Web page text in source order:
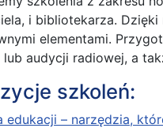
i bibliotekarza.
elementami.
audycji radiowej, a
szkoleń:
edukacji – narzędzia,